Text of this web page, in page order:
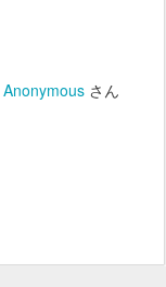
Anonymousさん